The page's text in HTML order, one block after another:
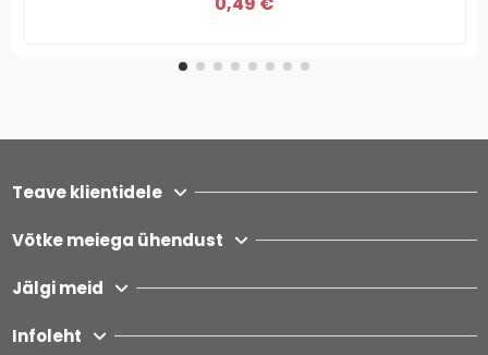
Teave klientidele
Võtke meiega ühendust
Jälgi meid
Infoleht